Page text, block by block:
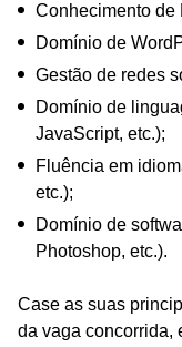
Conhecimento de
Domínio de
Gestão de redes
Domínio de
JavaScript, etc.);
Fluência em
etc.);
Domínio de
Photoshop, etc.).
Case as suas
da vaga concorrida,